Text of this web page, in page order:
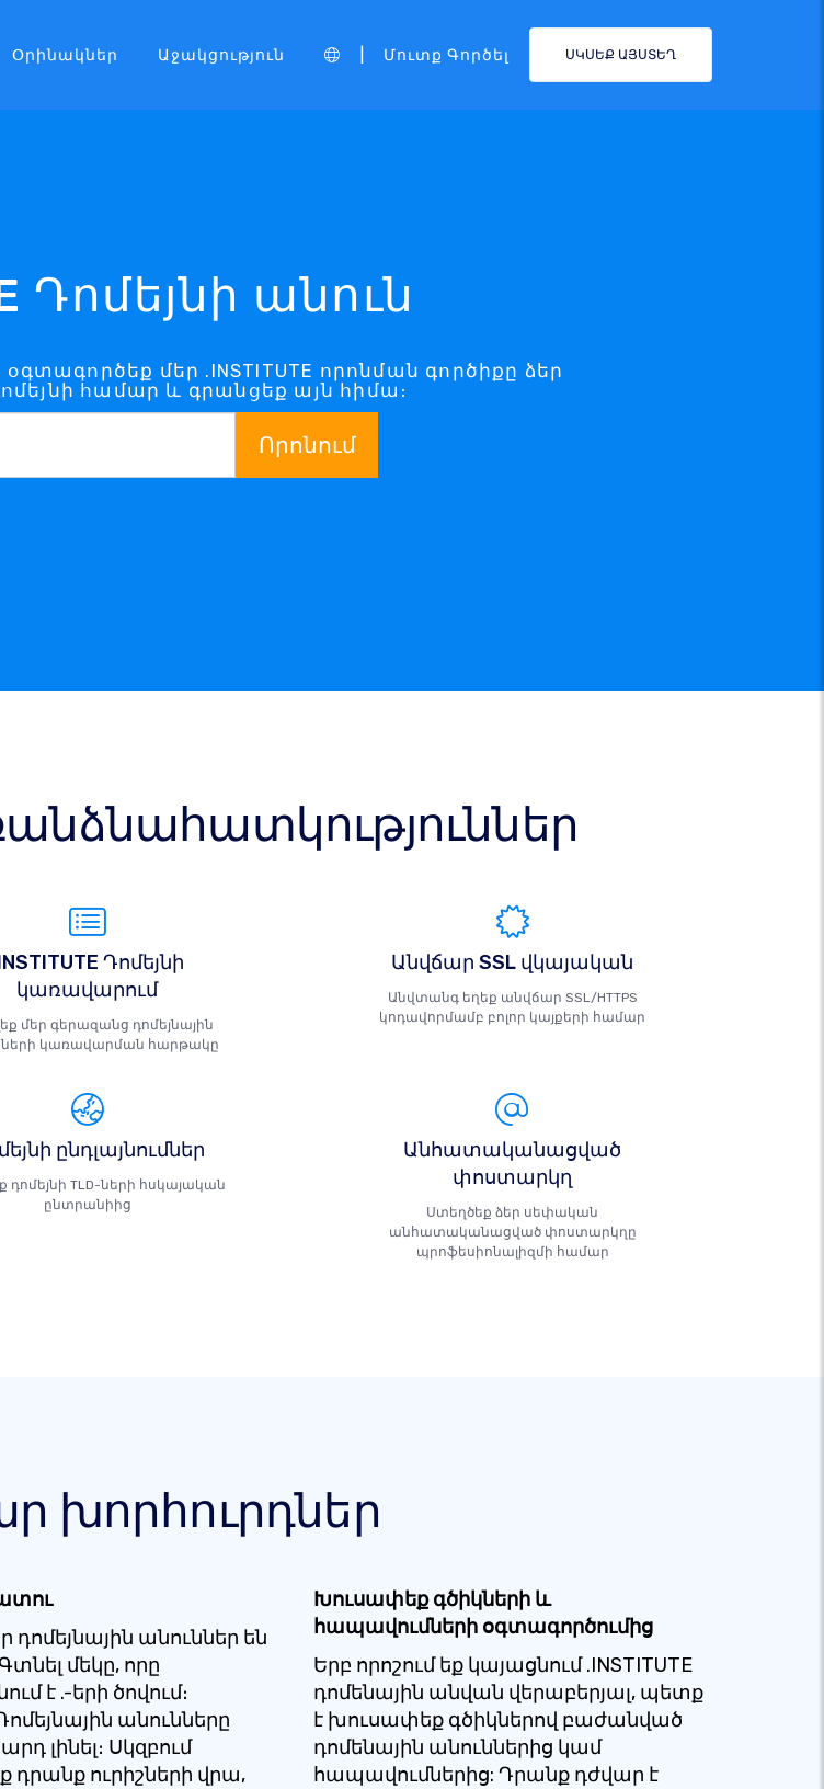
Օրինակներ Աջակցություն Մուտք Գործել ՍԿՍԵՔ ԱՅՍՏԵՂ
Դոմեյնի անուն
օգտագործեք մեր .INSTITUTE որոնման գործիքը ձեր
համար և գրանցեք այն հիմա։
Որոնում
Դոմեյնի
կառավարում
մեր գերազանց դոմեյնային
կառավարման հարթակը
Անվճար SSL վկայական
Անվտանգ եղեք անվճար SSL/HTTPS
կոդավորմամբ բոլոր կայքերի համար
ընդլայնումներ
դոմեյնի TLD-ների հսկայական
ընտրանիից
Անհատականացված
փոստարկղ
Ստեղծեք ձեր սեփական
անհատականացված փոստարկղը
պրոֆեսիոնալիզմի համար
խորհուրդներ
դոմեյնային անուններ են
մեկը, որը
է .-երի ծովում։
անունները
լինել։ Սկզբում
դրանք ուրիշների վրա,
Խուսափեք գծիկների և
հապավումների օգտագործումից
Երբ որոշում եք կայացնում .INSTITUTE
դոմենային անվան վերաբերյալ, պետք
է խուսափեք գծիկներով բաժանված
դոմենային անուններից կամ
հապավումներից: Դրանք դժվար է